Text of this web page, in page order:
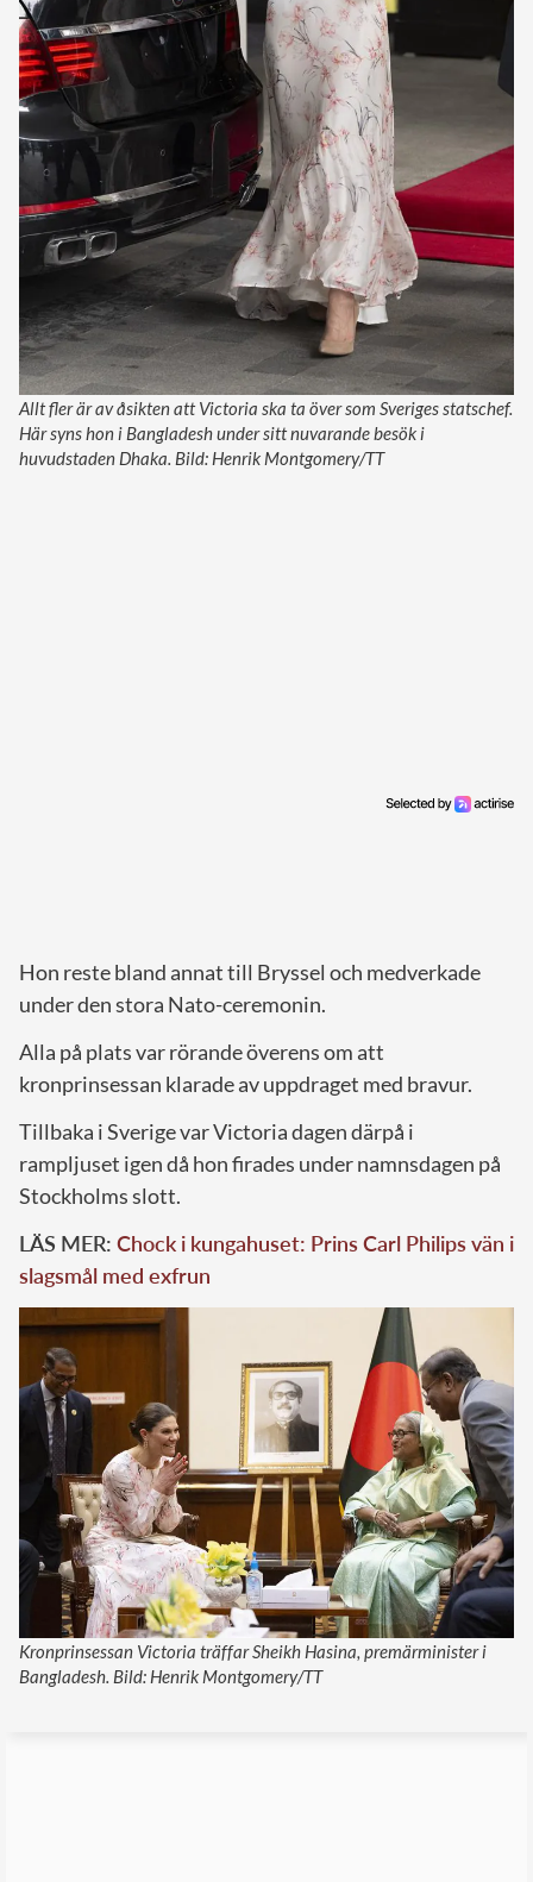
Allt fler är av åsikten att Victoria ska ta över som Sveriges statschef.
Här syns hon i Bangladesh under sitt nuvarande besök i
huvudstaden Dhaka. Bild: Henrik Montgomery/TT
Hon reste bland annat till Bryssel och medverkade
under den stora Nato-ceremonin.
Alla på plats var rörande överens om att
kronprinsessan klarade av uppdraget med bravur.
Tillbaka i Sverige var Victoria dagen därpå i
rampljuset igen då hon firades under namnsdagen på
Stockholms slott.
LÄS MER: Chock i kungahuset: Prins Carl Philips vän i
slagsmål med exfrun
Kronprinsessan Victoria träffar Sheikh Hasina, premärminister i
Bangladesh. Bild: Henrik Montgomery/TT